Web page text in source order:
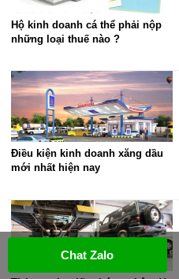
Hộ kinh doanh cá thể phải nộp
những loại thuế nào ?
Điều kiện kinh doanh xăng dầu
mới nhất hiện nay
Chat Zalo